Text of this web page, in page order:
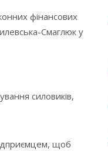
фінансових
Смаглюк у
силовиків,
щоб